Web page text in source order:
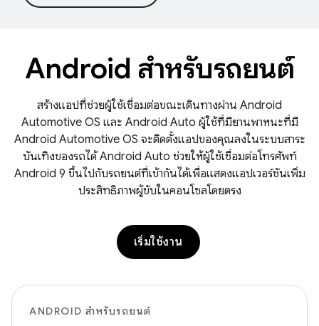
Android สำหรับรถยนต์
สร้างแอปที่ช่วยผู้ใช้เชื่อมต่อขณะเดินทางผ่าน Android
Automotive OS และ Android Auto ผู้ใช้ที่มียานพาหนะที่มี
Android Automotive OS จะติดตั้งแอปของคุณลงในระบบสาระ
บันเทิงของรถได้ Android Auto ช่วยให้ผู้ใช้เชื่อมต่อโทรศัพท์
Android 9 ขึ้นไปกับรถยนต์ที่เข้ากันได้เพื่อแสดงแอปเวอร์ชันเพิ่ม
ประสิทธิภาพผู้ขับในคอนโซลโดยตรง
เริ่มใช้งาน
ANDROID สำหรับรถยนต์